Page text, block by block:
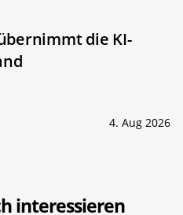
die KI-
4. Aug 2026
interessieren